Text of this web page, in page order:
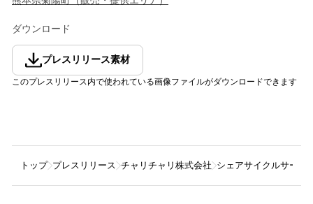
ダウンロード
プレスリリース素材
このプレスリリース内で使われている画像ファイルがダウンロードできます
トップ プレスリリース チャリチャリ株式会社 シェアサイクルサービ